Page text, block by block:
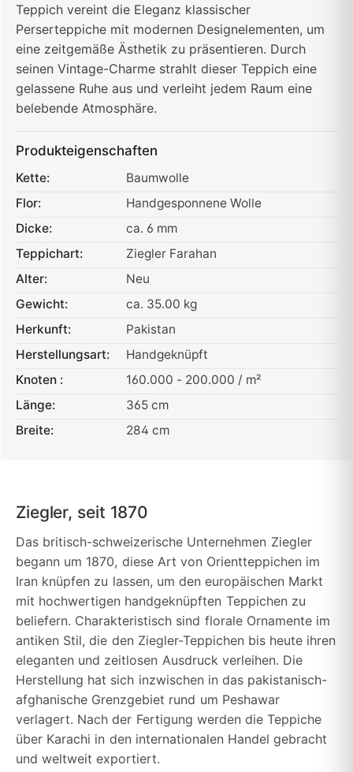
Teppich vereint die Eleganz klassischer
Perserteppiche mit modernen Designelementen, um
eine zeitgemäße Ästhetik zu präsentieren. Durch
seinen Vintage-Charme strahlt dieser Teppich eine
gelassene Ruhe aus und verleiht jedem Raum eine
belebende Atmosphäre.
Produkteigenschaften
Kette:
Baumwolle
Flor:
Handgesponnene Wolle
Dicke:
ca. 6 mm
Teppichart:
Ziegler Farahan
Alter:
Neu
Gewicht:
ca. 35.00 kg
Herkunft:
Pakistan
Herstellungsart:
Handgeknüpft
Knoten :
160.000 - 200.000 / m²
Länge:
365 cm
Breite:
284 cm
Ziegler, seit 1870
Das britisch-schweizerische Unternehmen Ziegler
begann um 1870, diese Art von Orientteppichen im
Iran knüpfen zu lassen, um den europäischen Markt
mit hochwertigen handgeknüpften Teppichen zu
beliefern. Charakteristisch sind florale Ornamente im
antiken Stil, die den Ziegler-Teppichen bis heute ihren
eleganten und zeitlosen Ausdruck verleihen. Die
Herstellung hat sich inzwischen in das pakistanisch-
afghanische Grenzgebiet rund um Peshawar
verlagert. Nach der Fertigung werden die Teppiche
über Karachi in den internationalen Handel gebracht
und weltweit exportiert.